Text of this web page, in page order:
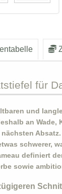
für
und
an
schwerer,
definiert
sowie